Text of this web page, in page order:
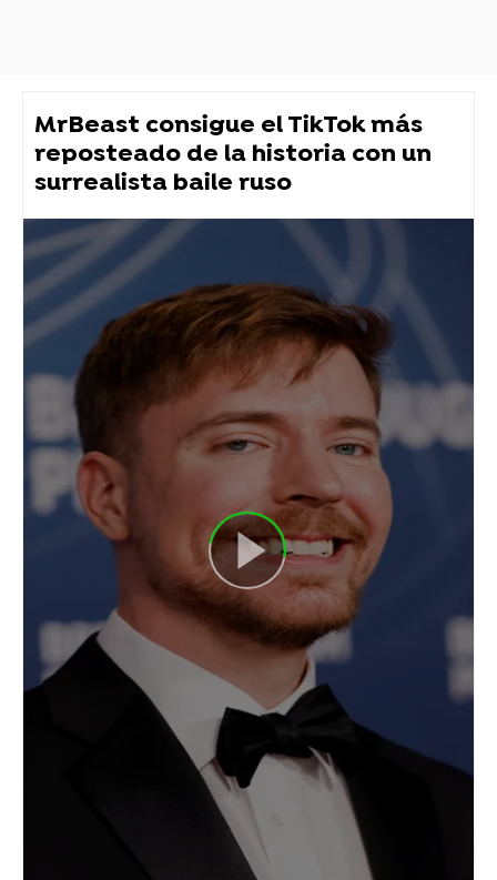
MrBeast consigue el TikTok más
reposteado de la historia con un
surrealista baile ruso